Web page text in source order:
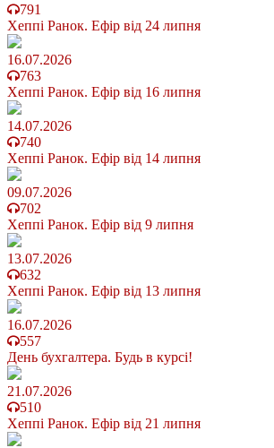
791
Хеппі Ранок. Ефір від 24 липня
16.07.2026
763
Хеппі Ранок. Ефір від 16 липня
14.07.2026
740
Хеппі Ранок. Ефір від 14 липня
09.07.2026
702
Хеппі Ранок. Ефір від 9 липня
13.07.2026
632
Хеппі Ранок. Ефір від 13 липня
16.07.2026
557
День бухгалтера. Будь в курсі!
21.07.2026
510
Хеппі Ранок. Ефір від 21 липня